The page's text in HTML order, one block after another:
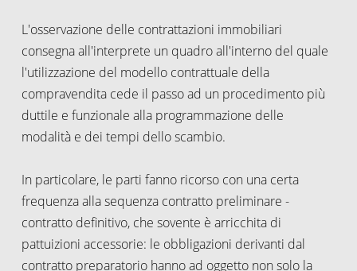
L'osservazione delle contrattazioni immobiliari
consegna all'interprete un quadro all'interno del quale
l'utilizzazione del modello contrattuale della
compravendita cede il passo ad un procedimento più
duttile e funzionale alla programmazione delle
modalità e dei tempi dello scambio.
In particolare, le parti fanno ricorso con una certa
frequenza alla sequenza contratto preliminare -
contratto definitivo, che sovente è arricchita di
pattuizioni accessorie: le obbligazioni derivanti dal
contratto preparatorio hanno ad oggetto non solo la